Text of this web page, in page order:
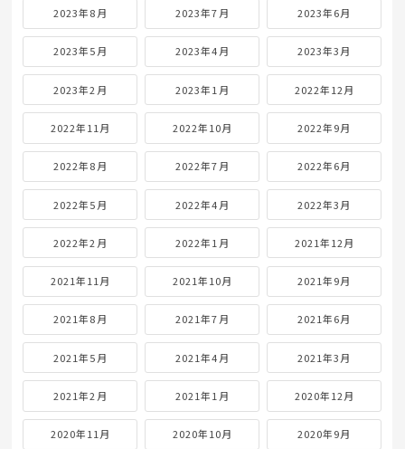
2023年8月 2023年7月 2023年6月
2023年5月 2023年4月 2023年3月
2023年2月 2023年1月 2022年12月
2022年11月 2022年10月 2022年9月
2022年8月 2022年7月 2022年6月
2022年5月 2022年4月 2022年3月
2022年2月 2022年1月 2021年12月
2021年11月 2021年10月 2021年9月
2021年8月 2021年7月 2021年6月
2021年5月 2021年4月 2021年3月
2021年2月 2021年1月 2020年12月
2020年11月 2020年10月 2020年9月